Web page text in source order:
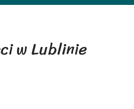
w Lublinie